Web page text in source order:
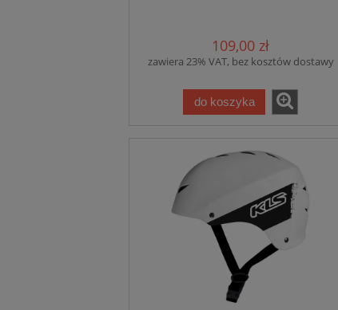
109,00 zł
zawiera 23% VAT, bez kosztów dostawy
do koszyka